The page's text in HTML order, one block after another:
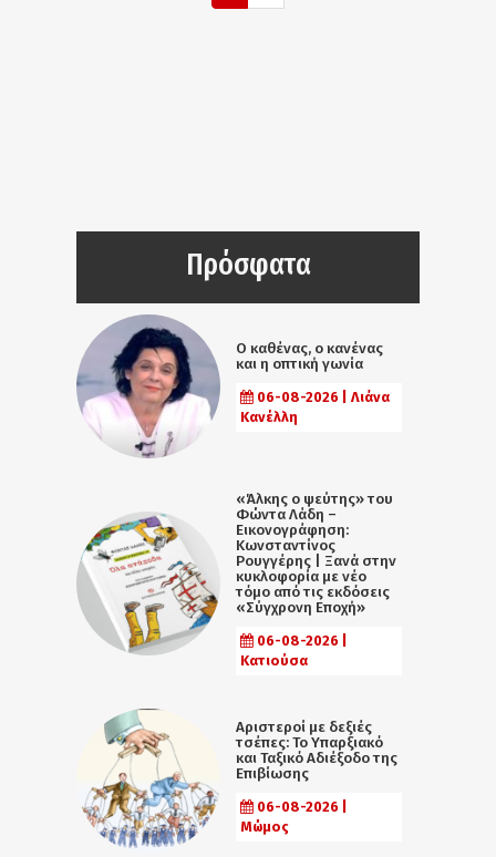
Πρόσφατα
Ο καθένας, ο κανένας
και η οπτική γωνία
06-08-2026 | Λιάνα
Κανέλλη
«Άλκης ο ψεύτης» του
Φώντα Λάδη –
Εικονογράφηση:
Κωνσταντίνος
Ρουγγέρης | Ξανά στην
κυκλοφορία με νέο
τόμο από τις εκδόσεις
«Σύγχρονη Εποχή»
06-08-2026 |
Κατιούσα
Αριστεροί με δεξιές
τσέπες: Το Υπαρξιακό
και Ταξικό Αδιέξοδο της
Επιβίωσης
06-08-2026 |
Μώμος